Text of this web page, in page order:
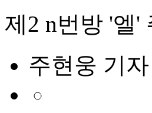
제2 n번방 '엘'
주현웅 기자